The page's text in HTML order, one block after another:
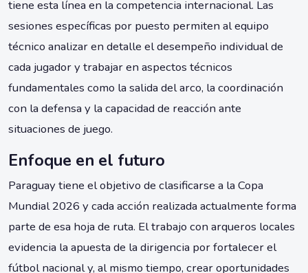
tiene esta línea en la competencia internacional. Las
sesiones específicas por puesto permiten al equipo
técnico analizar en detalle el desempeño individual de
cada jugador y trabajar en aspectos técnicos
fundamentales como la salida del arco, la coordinación
con la defensa y la capacidad de reacción ante
situaciones de juego.
Enfoque en el futuro
Paraguay tiene el objetivo de clasificarse a la Copa
Mundial 2026 y cada acción realizada actualmente forma
parte de esa hoja de ruta. El trabajo con arqueros locales
evidencia la apuesta de la dirigencia por fortalecer el
fútbol nacional y, al mismo tiempo, crear oportunidades